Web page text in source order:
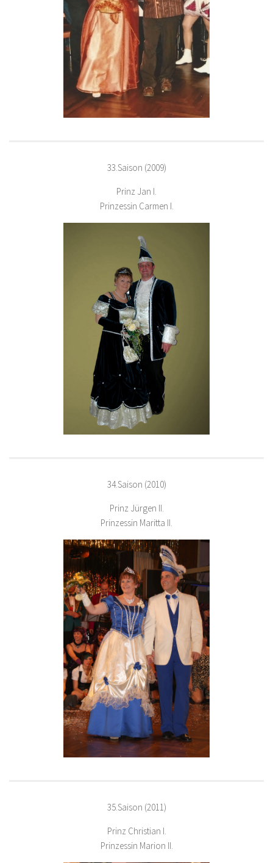
33.Saison (2009)
Prinz Jan I.
Prinzessin Carmen I.
34.Saison (2010)
Prinz Jürgen II.
Prinzessin Maritta II.
35.Saison (2011)
Prinz Christian I.
Prinzessin Marion II.